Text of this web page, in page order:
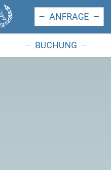
ANFRAGE
BUCHUNG